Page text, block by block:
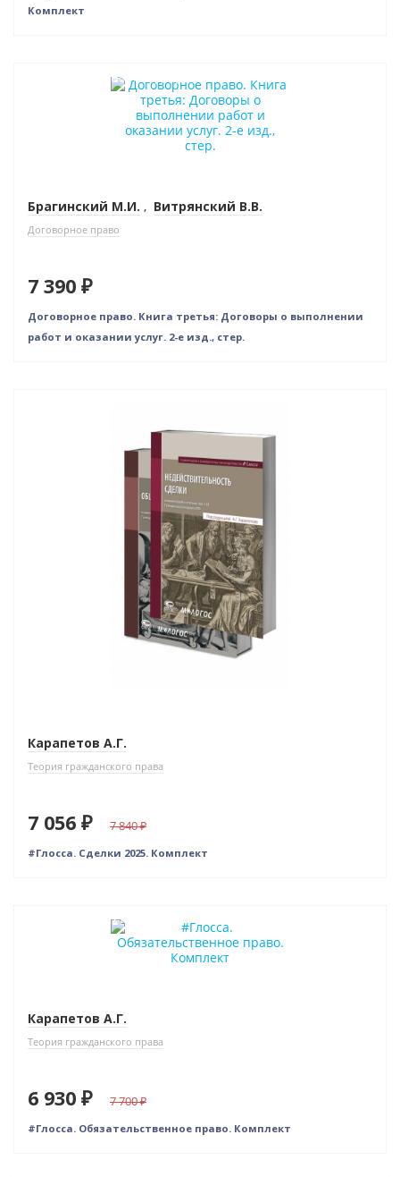
Комплект
Индивидуальный подход
Брагинский М.И. , Витрянский В.В.
Договорное право
7 390 ₽
Договорное право. Книга третья: Договоры о выполнении
работ и оказании услуг. 2-е изд., стер.
Карапетов А.Г.
Теория гражданского права
7 056 ₽ 7 840
#Глосса. Сделки 2025. Комплект
–10% (скидка 770 ₽)
Карапетов А.Г.
Теория гражданского права
6 930 ₽ 7 700
#Глосса. Обязательственное право. Комплект